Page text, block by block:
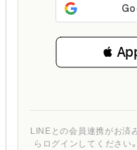

LINEとの会員連携がお済
らログインしてください